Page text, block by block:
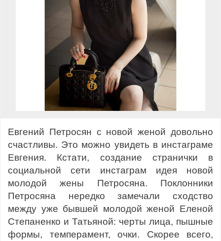
Евгений Петросян с новой женой довольно
счастливы. Это можно увидеть в инстаграме
Евгения. Кстати, создание странички в
социальной сети инстаграм идея новой
молодой жены Петросяна. Поклонники
Петросяна нередко замечали сходство
между уже бывшей молодой женой Еленой
Степаненко и Татьяной: черты лица, пышные
формы, темперамент, очки. Скорее всего,